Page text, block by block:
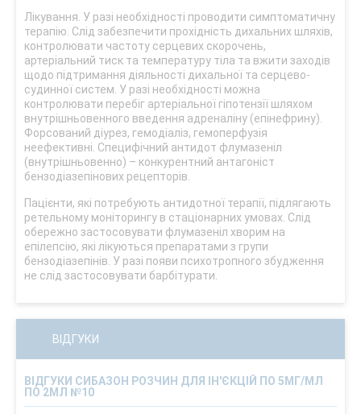
Лікування. У разі необхідності проводити симптоматичну
терапію. Слід забезпечити прохідність дихальних шляхів,
контролювати частоту серцевих скорочень,
артеріальний тиск та температуру тіла та вжити заходів
щодо підтримання діяльності дихальної та серцево-
судинної систем. У разі необхідності можна
контролювати перебіг артеріальної гіпотензії шляхом
внутрішньовенного введення адреналіну (епінефрину).
Форсований діурез, гемодіаліз, гемоперфузія
неефективні. Специфічний антидот флумазеніл
(внутрішньовенно) – конкурентний антагоніст
бензодіазепінових рецепторів.
Пацієнти, які потребують антидотної терапії, підлягають
ретельному моніторингу в стаціонарних умовах. Слід
обережно застосовувати флумазеніл хворим на
епілепсію, які лікуються препаратами з групи
бензодіазепінів. У разі появи психотропного збудження
не слід застосовувати барбітурати.
ВІДГУКИ
ВІДГУКИ СИБАЗОН РОЗЧИН ДЛЯ ІН'ЄКЦІЙ ПО 5МГ/МЛ
ПО 2МЛ №10